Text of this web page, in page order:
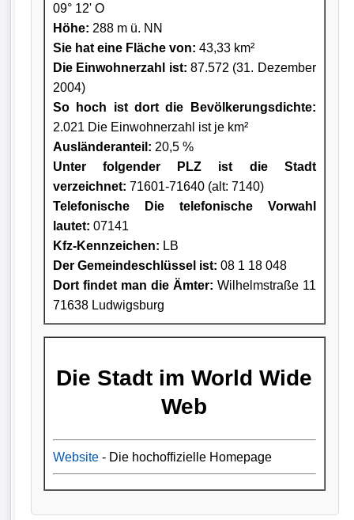
09° 12' O
Höhe: 288 m ü. NN
Sie hat eine Fläche von: 43,33 km²
Die Einwohnerzahl ist: 87.572 (31. Dezember
2004)
So hoch ist dort die Bevölkerungsdichte:
2.021 Die Einwohnerzahl ist je km²
Ausländeranteil: 20,5 %
Unter folgender PLZ ist die Stadt
verzeichnet: 71601-71640 (alt: 7140)
Telefonische Die telefonische Vorwahl
lautet: 07141
Kfz-Kennzeichen: LB
Der Gemeindeschlüssel ist: 08 1 18 048
Dort findet man die Ämter: Wilhelmstraße 11
71638 Ludwigsburg
Die Stadt im World Wide
Web
Website- Die hochoffizielle Homepage